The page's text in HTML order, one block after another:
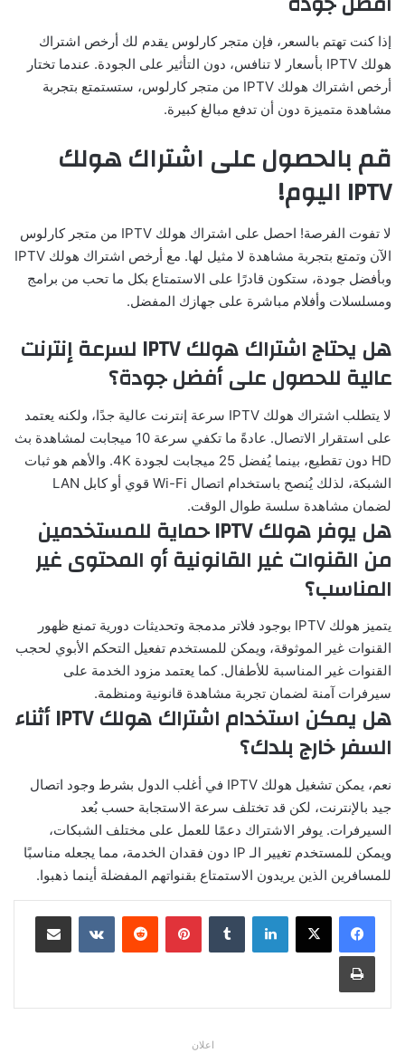
إذا كنت تهتم بالسعر، فإن متجر كارلوس يقدم لك أرخص اشتراك
هولك IPTV بأسعار لا تنافس، دون التأثير على الجودة. عندما تختار
أرخص اشتراك هولك IPTV من متجر كارلوس، ستستمتع بتجربة
مشاهدة متميزة دون أن تدفع مبالغ كبيرة.
قم بالحصول على اشتراك هولك
IPTV اليوم!
لا تفوت الفرصة! احصل على اشتراك هولك IPTV من متجر كارلوس
الآن وتمتع بتجربة مشاهدة لا مثيل لها. مع أرخص اشتراك هولك IPTV
وبأفضل جودة، ستكون قادرًا على الاستمتاع بكل ما تحب من برامج
ومسلسلات وأفلام مباشرة على جهازك المفضل.
هل يحتاج اشتراك هولك IPTV لسرعة إنترنت
عالية للحصول على أفضل جودة؟
لا يتطلب اشتراك هولك IPTV سرعة إنترنت عالية جدًا، ولكنه يعتمد
على استقرار الاتصال. عادةً ما تكفي سرعة 10 ميجابت لمشاهدة بث
HD دون تقطيع، بينما يُفضل 25 ميجابت لجودة 4K. والأهم هو ثبات
الشبكة، لذلك يُنصح باستخدام اتصال Wi-Fi قوي أو كابل LAN
لضمان مشاهدة سلسة طوال الوقت.
هل يوفر هولك IPTV حماية للمستخدمين
من القنوات غير القانونية أو المحتوى غير
المناسب؟
يتميز هولك IPTV بوجود فلاتر مدمجة وتحديثات دورية تمنع ظهور
القنوات غير الموثوقة، ويمكن للمستخدم تفعيل التحكم الأبوي لحجب
القنوات غير المناسبة للأطفال. كما يعتمد مزود الخدمة على
سيرفرات آمنة لضمان تجربة مشاهدة قانونية ومنظمة.
هل يمكن استخدام اشتراك هولك IPTV أثناء
السفر خارج بلدك؟
نعم، يمكن تشغيل هولك IPTV في أغلب الدول بشرط وجود اتصال
جيد بالإنترنت، لكن قد تختلف سرعة الاستجابة حسب بُعد
السيرفرات. يوفر الاشتراك دعمًا للعمل على مختلف الشبكات،
ويمكن للمستخدم تغيير الـ IP دون فقدان الخدمة، مما يجعله مناسبًا
للمسافرين الذين يريدون الاستمتاع بقنواتهم المفضلة أينما ذهبوا.
لينكدإن بينتيريست مشاركة عبر البريد
طباعة
اعلان